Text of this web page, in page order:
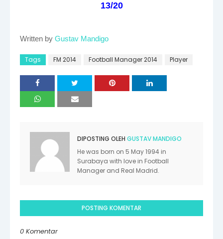
13/20
Written by Gustav Mandigo
Tags FM 2014 Football Manager 2014 Player
DIPOSTING OLEH GUSTAV MANDIGO
He was born on 5 May 1994 in
Surabaya with love in Football
Manager and Real Madrid.
POSTING KOMENTAR
0 Komentar